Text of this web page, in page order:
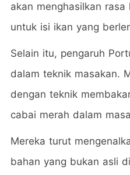
akan menghasilkan
untuk isi ikan yang
Selain itu, pengaruh
dalam teknik masakan.
dengan teknik
cabai merah dalam
Mereka turut
bahan yang bukan asli